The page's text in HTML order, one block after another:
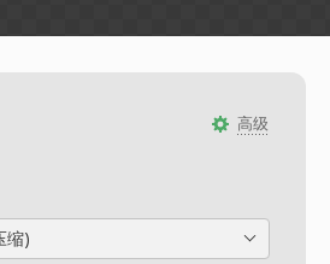
高级
缩)